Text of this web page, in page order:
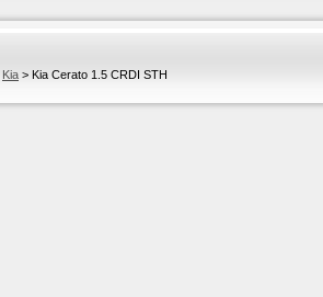
Kia > Kia Cerato 1.5 CRDI STH